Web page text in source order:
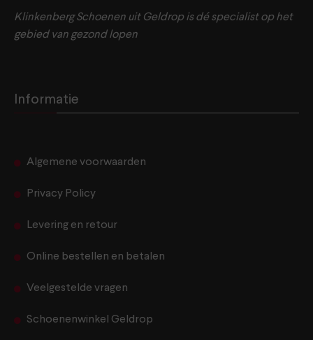
Klinkenberg Schoenen uit Geldrop is dé specialist op het
gebied van gezond lopen
Informatie
Algemene voorwaarden
Privacy Policy
Levering en retour
Online bestellen en betalen
Veelgestelde vragen
Schoenenwinkel Geldrop